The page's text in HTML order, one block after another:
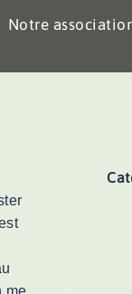
Notre
me